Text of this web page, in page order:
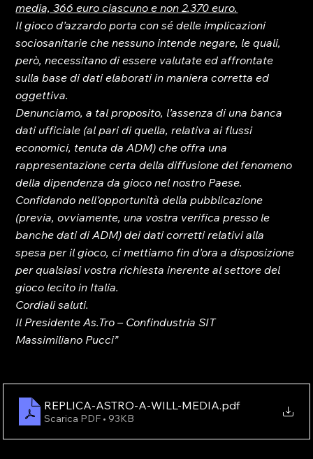
media, 366 euro ciascuno e non 2.370 euro.
Il gioco d’azzardo porta con sé delle implicazioni
sociosanitarie che nessuno intende negare, le quali,
però, necessitano di essere valutate ed affrontate
sulla base di dati elaborati in maniera corretta ed
oggettiva.
Denunciamo, a tal proposito, l’assenza di una banca
dati ufficiale (al pari di quella, relativa ai flussi
economici, tenuta da ADM) che offra una
rappresentazione certa della diffusione del fenomeno
della dipendenza da gioco nel nostro Paese.
Confidando nell’opportunità della pubblicazione
(previa, ovviamente, una vostra verifica presso le
banche dati di ADM) dei dati corretti relativi alla
spesa per il gioco, ci mettiamo fin d’ora a disposizione
per qualsiasi vostra richiesta inerente al settore del
gioco lecito in Italia.
Cordiali saluti.
Il Presidente As.Tro – Confindustria SIT
Massimiliano Pucci”
REPLICA-ASTRO-A-WILL-MEDIA.pdf
Scarica PDF • 93KB